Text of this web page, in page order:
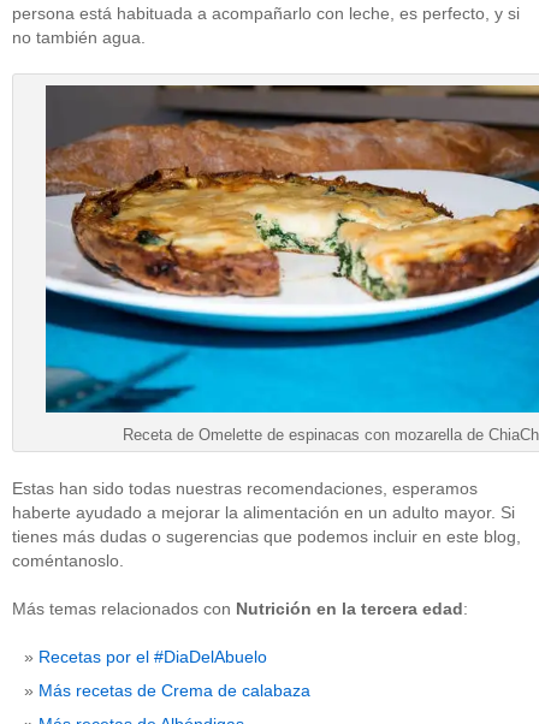
persona está habituada a acompañarlo con leche, es perfecto, y si
no también agua.
Receta de Omelette de espinacas con mozarella de
Estas han sido todas nuestras recomendaciones, esperamos
haberte ayudado a mejorar la alimentación en un adulto mayor. Si
tienes más dudas o sugerencias que podemos incluir en este blog,
coméntanoslo.
Más temas relacionados con Nutrición en la tercera edad:
Recetas por el #DiaDelAbuelo
Más recetas de Crema de calabaza